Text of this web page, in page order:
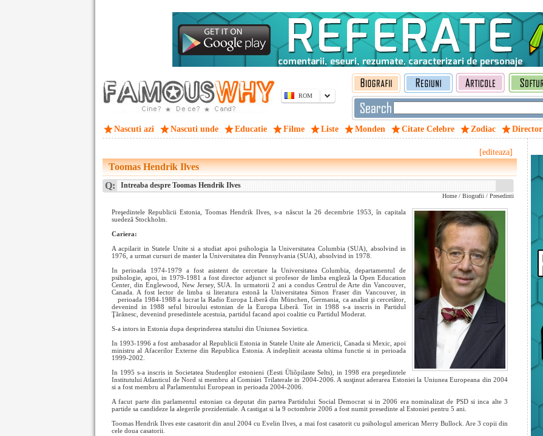
ROM
Nascuti azi Nascuti unde Educatie Filme Liste Monden Citate Celebre Zodiac Director
[editeaza]
Toomas Hendrik Ilves
Q: Intreaba despre Toomas Hendrik Ilves
Home / Biografii / Presedinti
Preşedintele Republicii Estonia, Toomas Hendrik Ilves, s-a născut la 26 decembrie 1953, în capitala
suedeză Stockholm.
Cariera:
A acpilarit in Statele Unite si a studiat apoi psihologia la Universitatea Columbia (SUA), absolvind in
1976, a urmat cursuri de master la Universitatea din Pennsylvania (SUA), absolvind in 1978.
In perioada 1974-1979 a fost asistent de cercetare la Universitatea Columbia, departamentul de
psihologie, apoi, in 1979-1981 a fost director adjunct si profesor de limba engleză la Open Education
Center, din Englewood, New Jersey, SUA. In urmatorii 2 ani a condus Centrul de Arte din Vancouver,
Canada. A fost lector de limba si literatura estonă la Universitatea Simon Fraser din Vancouver, in
perioada 1984-1988 a lucrat la Radio Europa Liberă din München, Germania, ca analist şi cercetător,
devenind in 1988 seful biroului estonian de la Europa Liberă. Tot in 1988 s-a inscris in Partidul
Ţărănesc, devenind presedintele acestuia, partidul facand apoi coalitie cu Partidul Moderat.
S-a intors in Estonia dupa desprinderea statului din Uniunea Sovietica.
In 1993-1996 a fost ambasador al Republicii Estonia in Statele Unite ale Americii, Canada si Mexic, apoi
ministru al Afacerilor Externe din Republica Estonia. A indeplinit aceasta ultima functie si in perioada
1999-2002.
In 1995 s-a inscris in Societatea Studenţilor estonieni (Eesti Üliõpilaste Selts), in 1998 era preşedintele
Institutului Atlanticul de Nord si membru al Comisiei Trilaterale in 2004-2006. A susţinut aderarea Estoniei la Uniunea Europeana din 2004
si a fost membru al Parlamentului European in perioada 2004-2006.
A facut parte din parlamentul estonian ca deputat din partea Partidului Social Democrat si in 2006 era nominalizat de PSD si inca alte 3
partide sa candideze la alegerile prezidentiale. A castigat si la 9 octombrie 2006 a fost numit presedinte al Estoniei pentru 5 ani.
Toomas Hendrik Ilves este casatorit din anul 2004 cu Evelin Ilves, a mai fost casatorit cu psihologul american Merry Bullock. Are 3 copii din
cele doua casatorii.